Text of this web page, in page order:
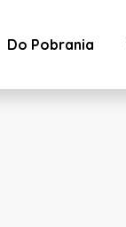
Do Pobrania